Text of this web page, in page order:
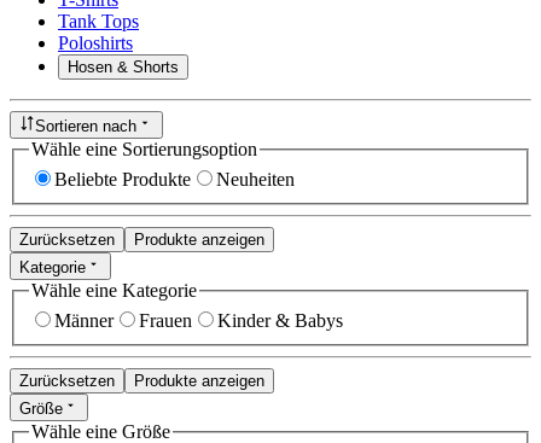
Tank Tops
Poloshirts
Hosen & Shorts
Sortieren nach
Wähle eine Sortierungsoption
Beliebte Produkte
Neuheiten
Zurücksetzen
Produkte anzeigen
Kategorie
Wähle eine Kategorie
Männer
Frauen Kinder & Babys
Zurücksetzen
Produkte anzeigen
Größe
Wähle eine Größe